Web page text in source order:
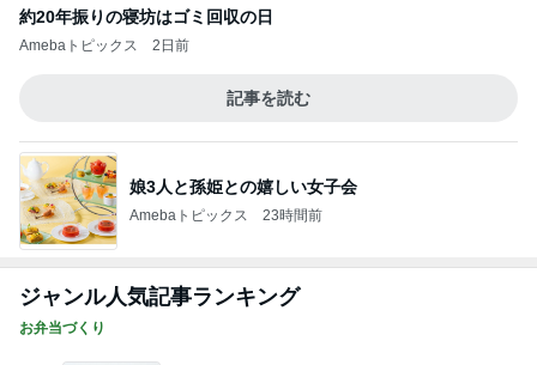
【お箸でつかめないほど鶏むね肉がほろほろ
に！】非公開クーポン貼りまくってます
ｒｉｉ＊ごはんアルバム
2
みかぱちこ家のおうちでごはん
3
酒ポンコツ女の息子LOVE blog♡♡